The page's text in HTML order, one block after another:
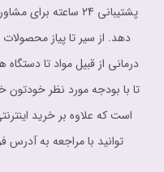
پشتیبانی 24 ساعته
دهد. از سیر تا پیاز
درمانی از قبیل مواد تا
تا با بودجه مورد نظر خودتون
است که علاوه بر خرید
توانید با مراجعه به آدرس